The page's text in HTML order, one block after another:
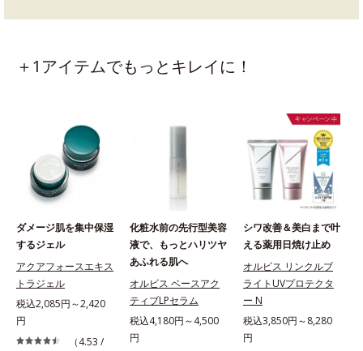
＋1アイテムでもっとキレイに！
ダメージ肌を集中保湿
するジェル
アクアフォースエキス
トラジェル
税込2,085円～2,420
円
（4.53 /
化粧水前の先行型美容
液で、もっとハリツヤ
あふれる肌へ
オルビス ベースアク
ティブLPセラム
税込4,180円～4,500
円
シワ改善＆美白まで叶
える薬用日焼け止め
オルビス リンクルブ
ライトUVプロテクタ
ー N
税込3,850円～8,280
円